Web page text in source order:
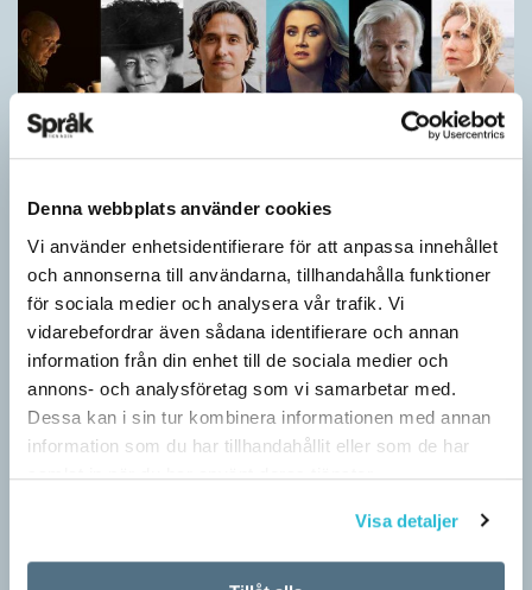
Denna webbplats använder cookies
Vi använder enhetsidentifierare för att anpassa innehållet
och annonserna till användarna, tillhandahålla funktioner
för sociala medier och analysera vår trafik. Vi
vidarebefordrar även sådana identifierare och annan
information från din enhet till de sociala medier och
annons- och analysföretag som vi samarbetar med.
Dessa kan i sin tur kombinera informationen med annan
information som du har tillhandahållit eller som de har
samlat in när du har använt deras tjänster.
Visa detaljer
Vilket språk är detta? (Kviss #626)
KVISS
I det här kvisset möter du texter om berömda svenska
författare på tolv olika språk hämtade från Wikipedia. Men vilka
är språken?